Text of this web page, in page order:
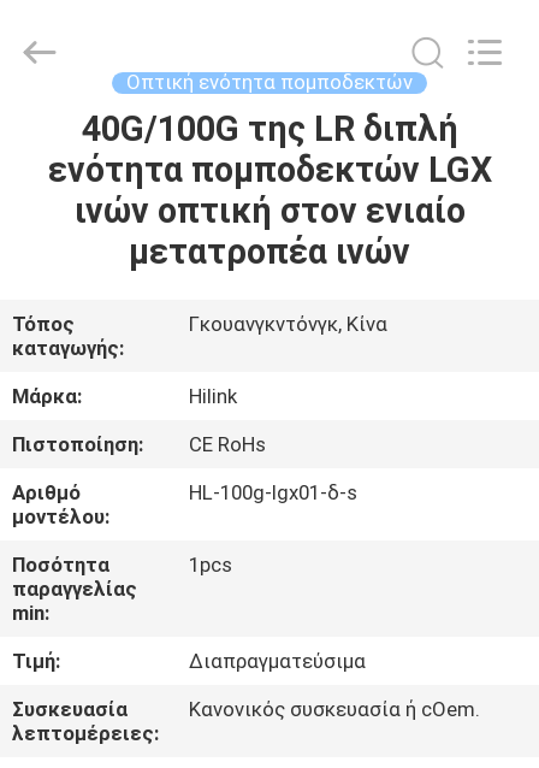
ΣΠΊΤΙ
ΠΡΟΪΌΝΤΑ
ΣΧΕΤΙΚΆ
ΜΕ
ΕΜΆΣ
ΕΠΙΣΚΕΨΉ
ΕΡΓΟΣΤΑΣΊΟΥ
ΈΛΕΓΧΟΣ
ΠΟΙΌΤΗΤΑΣ
ΕΠΙΚΟΙΝΩΝΉΣΤΕ
ΜΑΖΊ
Technology
Co.,Ltd..
Οπτική ενότητα πομποδεκτών
40G/100G της LR διπλή
ενότητα πομποδεκτών LGX
ινών οπτική στον ενιαίο
μετατροπέα ινών
Τόπος
καταγωγής:
Γκουανγκντόνγκ, Κίνα
Μάρκα:
Hilink
Πιστοποίηση:
CE RoHs
Αριθμό
μοντέλου:
HL-100g-lgx01-δ-s
Ποσότητα
παραγγελίας
min:
1pcs
Τιμή:
Διαπραγματεύσιμα
Συσκευασία
λεπτομέρειες:
Κανονικός συσκευασία ή cOem.